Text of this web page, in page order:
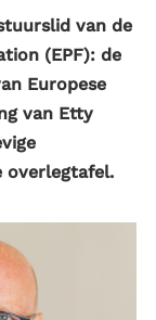
van de
(EPF): de
Europese
van Etty
overlegtafel.